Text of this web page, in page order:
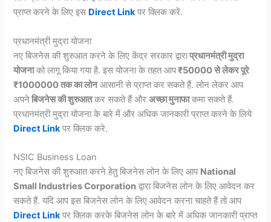
प्राप्त करने के लिए इस Direct Linkपर क्लिक करें.
प्रधानमंत्री मुद्रा योजना
नए बिजनेस की शुरुआत करने के लिए केंद्र सरकार द्वाराप्रधानमंत्री मुद्रा
योजनाको लागू किया गया है. इस योजना के तहत आप₹50000 से लेकर पूरे
₹1000000 तक का लोनआसानी से प्राप्त कर सकते हैं. लोन लेकर आप
अपनेबिजनेस की शुरुआतकर सकते हैं औरअच्छा मुनाफाकमा सकते हैं.
प्रधानमंत्री मुद्रा योजना के बारे में और अधिक जानकारी प्राप्त करने के लिये
Direct Linkपर क्लिक करे.
NSIC Business Loan
नए बिजनेस की शुरुआत करने हेतु बिजनेस लोन के लिए आप National
Small Industries Corporation द्वारा बिजनेस लोन के लिए आवेदन कर
सकते हैं. यदि आप इस बिजनेस लोन के लिए आवेदन करना चाहते हैं तो आप
Direct Linkपर क्लिक करके बिजनेस लोन के बारे में अधिक जानकारी प्राप्त